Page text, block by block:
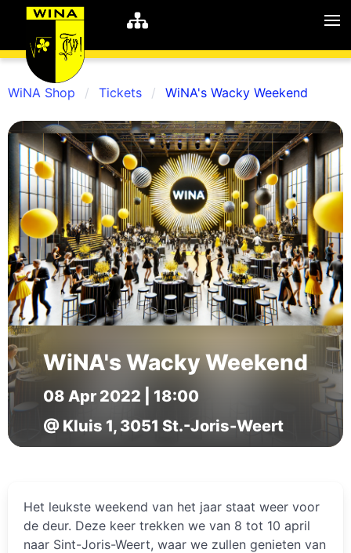
WiNA MyWiNA
Career
Shop
Studie
Home
Schachten
WiNA Shop Tickets WiNA's Wacky Weekend
WiNA's Wacky Weekend
08 Apr 2022 | 18:00
@ Kluis 1, 3051 St.-Joris-Weert
Het leukste weekend van het jaar staat weer voor
de deur. Deze keer trekken we van 8 tot 10 april
naar Sint-Joris-Weert, waar we zullen genieten van